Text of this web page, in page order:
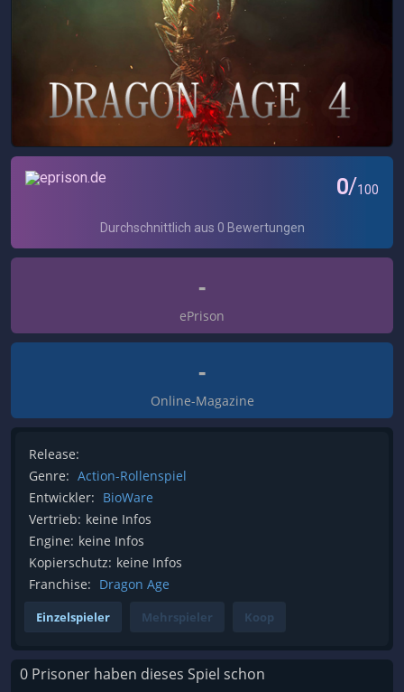
-
ePrison
-
Online-Magazine
Release:
Genre: Action-Rollenspiel
Entwickler: BioWare
Vertrieb: keine Infos
Engine: keine Infos
Kopierschutz: keine Infos
Franchise: Dragon Age
Einzelspieler Mehrspieler Koop
0 Prisoner haben dieses Spiel schon